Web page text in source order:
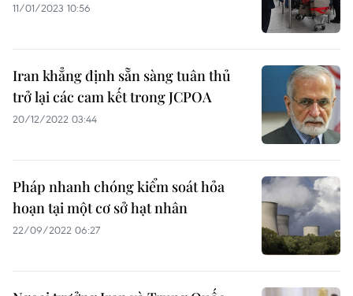
11/01/2023 10:56
Iran khẳng định sẵn sàng tuân thủ
trở lại các cam kết trong JCPOA
20/12/2022 03:44
Pháp nhanh chóng kiểm soát hỏa
hoạn tại một cơ sở hạt nhân
22/09/2022 06:27